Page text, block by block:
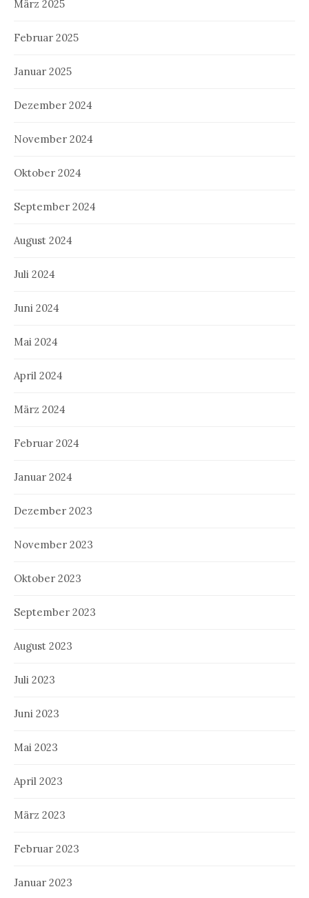
März 2025
Februar 2025
Januar 2025
Dezember 2024
November 2024
Oktober 2024
September 2024
August 2024
Juli 2024
Juni 2024
Mai 2024
April 2024
März 2024
Februar 2024
Januar 2024
Dezember 2023
November 2023
Oktober 2023
September 2023
August 2023
Juli 2023
Juni 2023
Mai 2023
April 2023
März 2023
Februar 2023
Januar 2023